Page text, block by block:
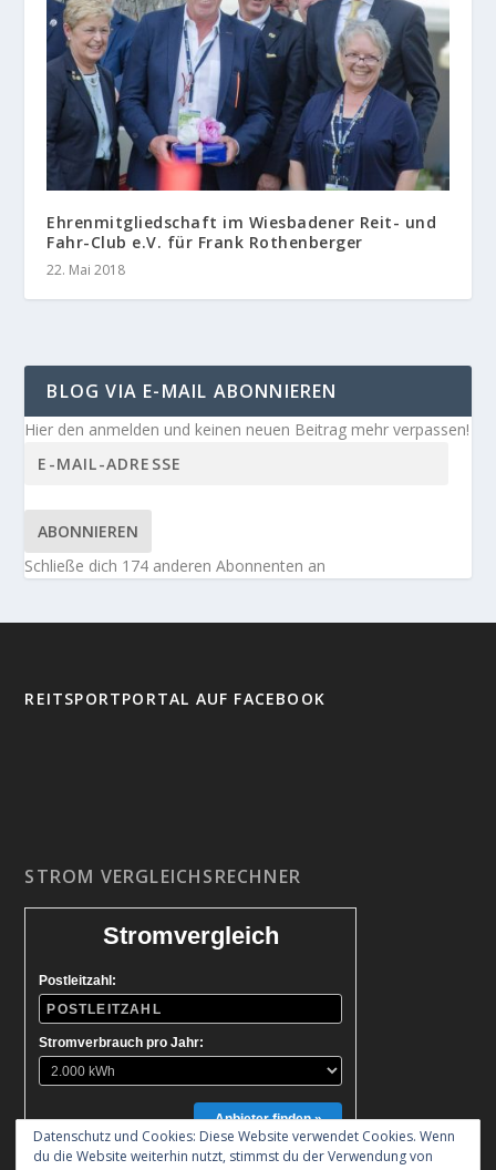
Ehrenmitgliedschaft im Wiesbadener Reit- und
Fahr-Club e.V. für Frank Rothenberger
22. Mai 2018
BLOG VIA E-MAIL ABONNIEREN
Hier den anmelden und keinen neuen Beitrag mehr verpassen!
ABONNIEREN
Schließe dich 174 anderen Abonnenten an
REITSPORTPORTAL AUF FACEBOOK
STROM VERGLEICHSRECHNER
Stromvergleich
Postleitzahl:
Stromverbrauch pro Jahr:
Anbieter finden »
Datenschutz und Cookies: Diese Website verwendet Cookies. Wenn
du die Website weiterhin nutzt, stimmst du der Verwendung von